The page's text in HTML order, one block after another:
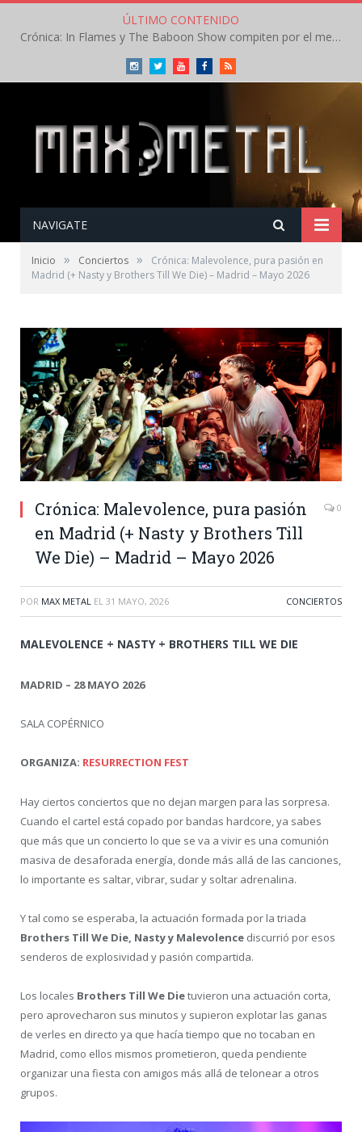
ÚLTIMO CONTENIDO
Crónica: In Flames y The Baboon Show compiten por el mejor concierto del día en el Leyendas del Rock – Viernes – Agosto 2026
InstagramTwitterYoutubeFacebookRSS
NAVIGATE
Inicio » Conciertos »
Crónica: Malevolence, pura pasión en
Madrid (+ Nasty y Brothers Till We Die) – Madrid – Mayo 2026
Crónica: Malevolence, pura pasión
en Madrid (+ Nasty y Brothers Till
We Die) – Madrid – Mayo 2026
0
POR MAX METAL EL 31 MAYO, 2026 CONCIERTOS
MALEVOLENCE + NASTY + BROTHERS TILL WE DIE
MADRID – 28 MAYO 2026
SALA COPÉRNICO
ORGANIZA: RESURRECTION FEST
Hay ciertos conciertos que no dejan margen para las sorpresa.
Cuando el cartel está copado por bandas hardcore, ya sabes
que más que un concierto lo que se va a vivir es una comunión
masiva de desaforada energía, donde más allá de las canciones,
lo importante es saltar, vibrar, sudar y soltar adrenalina.
Y tal como se esperaba, la actuación formada por la triada
Brothers Till We Die, Nasty y Malevolence discurrió por esos
senderos de explosividad y pasión compartida.
Los locales Brothers Till We Dietuvieron una actuación corta,
pero aprovecharon sus minutos y supieron explotar las ganas
de verles en directo ya que hacía tiempo que no tocaban en
Madrid, como ellos mismos prometieron, queda pendiente
organizar una fiesta con amigos más allá de telonear a otros
grupos.